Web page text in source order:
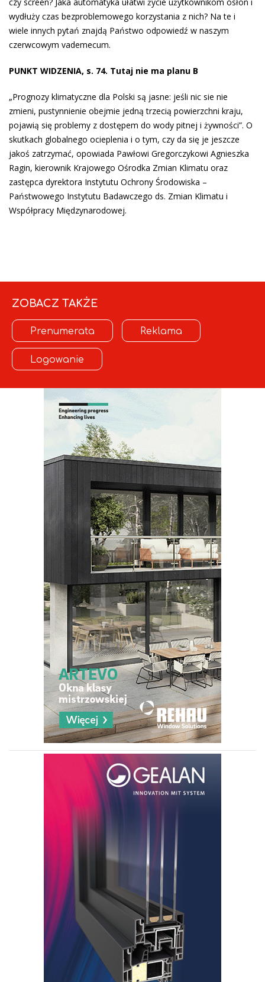
czy screen? Jaka automatyka ułatwi życie użytkownikom osłon i
wydłuży czas bezproblemowego korzystania z nich? Na te i
wiele innych pytań znajdą Państwo odpowiedź w naszym
czerwcowym vademecum.
PUNKT WIDZENIA, s. 74. Tutaj nie ma planu B
„Prognozy klimatyczne dla Polski są jasne: jeśli nic sie nie
zmieni, pustynnienie obejmie jedną trzecią powierzchni kraju,
pojawią się problemy z dostępem do wody pitnej i żywności”. O
skutkach globalnego ocieplenia i o tym, czy da się je jeszcze
jakoś zatrzymać, opowiada Pawłowi Gregorczykowi Agnieszka
Ragin, kierownik Krajowego Ośrodka Zmian Klimatu oraz
zastępca dyrektora Instytutu Ochrony Środowiska –
Państwowego Instytutu Badawczego ds. Zmian Klimatu i
Współpracy Międzynarodowej.
ZOBACZ TAKŻE
Prenumerata Reklama
Logowanie